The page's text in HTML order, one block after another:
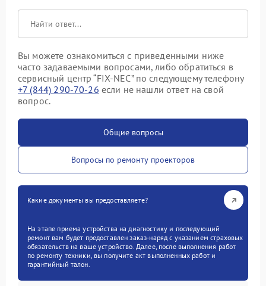
Вы можете ознакомиться с приведенными ниже
часто задаваемыми вопросами, либо обратиться в
сервисный центр “FIX-NEC” по следующему телефону
+7 (844) 290-70-26 если не нашли ответ на свой
вопрос.
Общие вопросы
Вопросы по ремонту проекторов
Какие документы вы предоставляете?
На этапе приема устройства на диагностику и последующий
ремонт вам будет предоставлен заказ-наряд с указанием страховых
обязательств на ваше устройство. Далее, после выполнения работ
по ремонту техники, вы получите акт выполненных работ и
гарантийный талон.